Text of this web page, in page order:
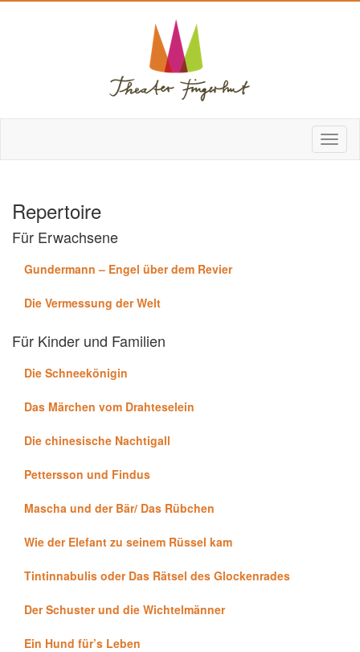
Repertoire
Für Erwachsene
Gundermann – Engel über dem Revier
Die Vermessung der Welt
Für Kinder und Familien
Die Schneekönigin
Das Märchen vom Drahteselein
Die chinesische Nachtigall
Pettersson und Findus
Mascha und der Bär/ Das Rübchen
Wie der Elefant zu seinem Rüssel kam
Tintinnabulis oder Das Rätsel des Glockenrades
Der Schuster und die Wichtelmänner
Ein Hund für’s Leben